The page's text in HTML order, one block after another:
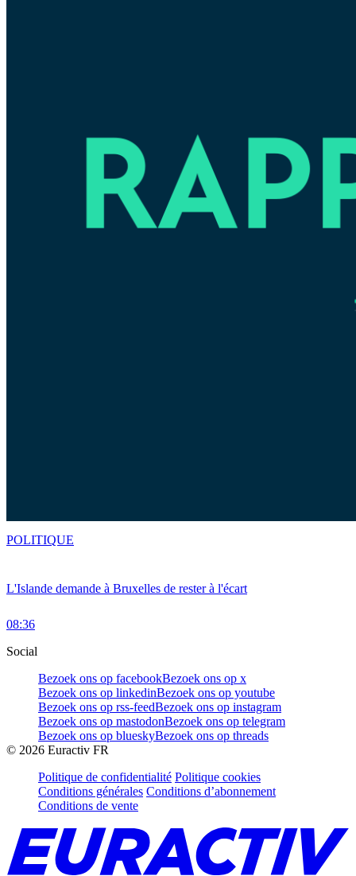
L'Islande demande à Bruxelles de rester à l'écart
08:36
POLITIQUE
Social
Bezoek ons op facebookBezoek ons op x
Bezoek ons op linkedinBezoek ons op youtube
Bezoek ons op rss-feedBezoek ons op instagram
Bezoek ons op mastodonBezoek ons op telegram
Bezoek ons op blueskyBezoek ons op threads
© 2026 Euractiv FR
Politique de confidentialité Politique cookies
Conditions générales Conditions d’abonnement
Conditions de vente